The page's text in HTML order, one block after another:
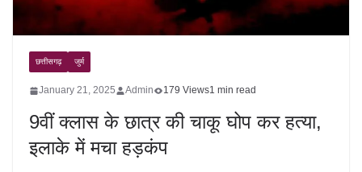
छत्तीसगढ़ जुर्म
January 21, 2025 Admin 179 Views1 min read
9वीं क्लास के छात्र की चाकू घोप कर हत्या,
इलाके में मचा हड़कंप